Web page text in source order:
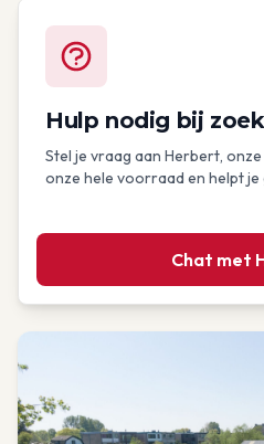
Hulp nodig bij
Stel je vraag aan Herbert,
onze hele voorraad en helpt je
Chat met